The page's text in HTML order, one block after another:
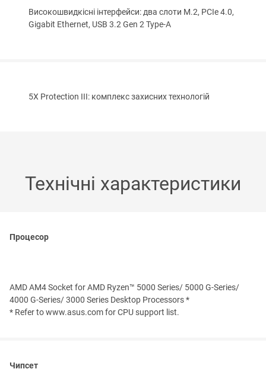
Високошвидкісні інтерфейси: два слоти M.2, PCIe 4.0,
Gigabit Ethernet, USB 3.2 Gen 2 Type-A
5X Protection III: комплекс захисних технологій
Технічні характеристики
Процесор
AMD AM4 Socket for AMD Ryzen™ 5000 Series/ 5000 G-Series/
4000 G-Series/ 3000 Series Desktop Processors *
* Refer to www.asus.com for CPU support list.
Чипсет